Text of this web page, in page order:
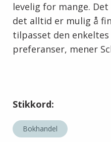
levelig for mange.
det alltid er mulig å
tilpasset den
preferanser, mener
Stikkord:
Bokhandel